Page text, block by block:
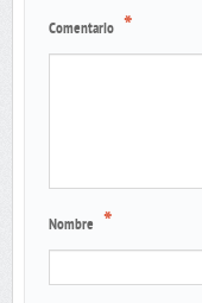
Comentario *
Nombre *